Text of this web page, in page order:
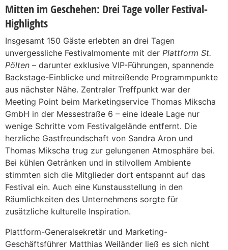
Mitten im Geschehen: Drei Tage voller Festival-
Highlights
Insgesamt 150 Gäste erlebten an drei Tagen
unvergessliche Festivalmomente mit der Plattform St.
Pölten – darunter exklusive VIP-Führungen, spannende
Backstage-Einblicke und mitreißende Programmpunkte
aus nächster Nähe. Zentraler Treffpunkt war der
Meeting Point beim Marketingservice Thomas Mikscha
GmbH in der Messestraße 6 – eine ideale Lage nur
wenige Schritte vom Festivalgelände entfernt. Die
herzliche Gastfreundschaft von Sandra Aron und
Thomas Mikscha trug zur gelungenen Atmosphäre bei.
Bei kühlen Getränken und in stilvollem Ambiente
stimmten sich die Mitglieder dort entspannt auf das
Festival ein. Auch eine Kunstausstellung in den
Räumlichkeiten des Unternehmens sorgte für
zusätzliche kulturelle Inspiration.
Plattform-Generalsekretär und Marketing-
Geschäftsführer Matthias Weiländer ließ es sich nicht